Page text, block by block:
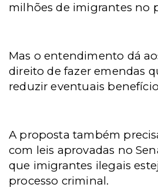
milhões de imigrantes no
Mas o entendimento dá
direito de fazer emendas
reduzir eventuais
A proposta também
com leis aprovadas no
que imigrantes ilegais
processo criminal.